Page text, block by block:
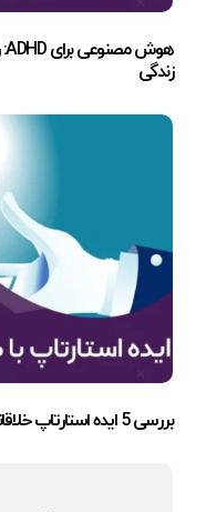
هوش مصنوعی برای ADHD: راهکاری نوین برای مدیریت تمرکز و بهبود
زندگی
بررسی 5 ایده استارتاپ خلاقانه و پول‌ساز با هوش مصنوعی